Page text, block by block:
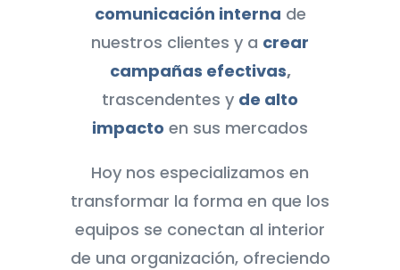
comunicación interna de
nuestros clientes y a crear
campañas efectivas,
trascendentes y de alto
impacto en sus mercados
Hoy nos especializamos en
transformar la forma en que los
equipos se conectan al interior
de una organización, ofreciendo